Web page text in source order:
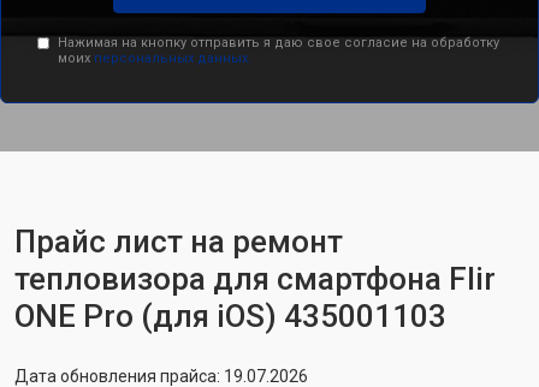
Нажимая на кнопку отправить я даю свое согласие на обработку
моих персональных данных.
Прайс лист на ремонт
тепловизора для смартфона Flir
ONE Pro (для iOS) 435001103
Дата обновления прайса: 19.07.2026